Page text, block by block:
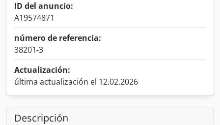
ID del anuncio:
A19574871
número de referencia:
38201-3
Actualización:
última actualización el 12.02.2026
Descripción